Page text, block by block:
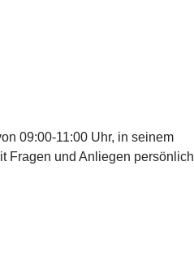
09:00-11:00 Uhr, in seinem
Fragen und Anliegen persönlich